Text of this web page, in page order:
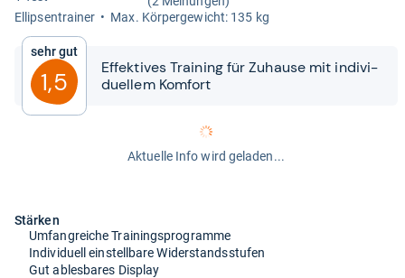
Ellip­sen­trai­ner
Max. Kör­per­ge­wicht: 135 kg
Sehr gut
1,5
Effek­ti­ves Trai­ning für Zuhause mit indi­vi­
du­el­lem Kom­fort
Aktuelle Info wird geladen...
Stärken
Umfangreiche Trainingsprogramme
Individuell einstellbare Widerstandsstufen
Gut ablesbares Display